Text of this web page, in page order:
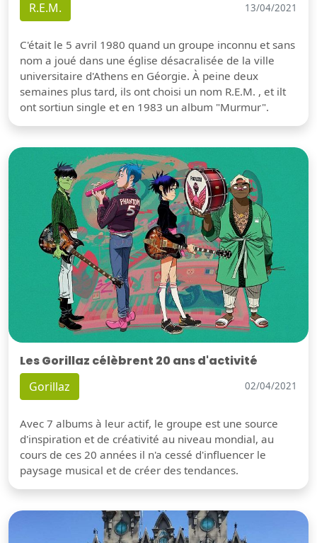
R.E.M. 13/04/2021
C'était le 5 avril 1980 quand un groupe inconnu et sans
nom a joué dans une église désacralisée de la ville
universitaire d'Athens en Géorgie. À peine deux
semaines plus tard, ils ont choisi un nom R.E.M. , et ilt
ont sortiun single et en 1983 un album "Murmur".
Les Gorillaz célèbrent 20 ans d'activité
Gorillaz 02/04/2021
Avec 7 albums à leur actif, le groupe est une source
d'inspiration et de créativité au niveau mondial, au
cours de ces 20 années il n'a cessé d'influencer le
paysage musical et de créer des tendances.